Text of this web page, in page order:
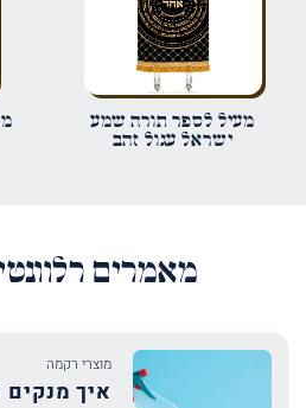
שמור בדפדפן זה את השם, האימייל
מעיל לספר תורה שמע
ישראל עגול זהב
מאמרים
מוצרי רקמה
איך מנקים